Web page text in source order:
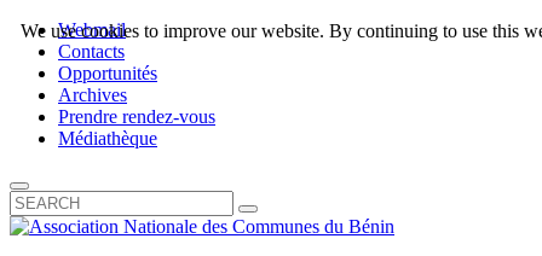
Webmail
Contacts
Opportunités
Archives
Prendre rendez-vous
Médiathèque
We use cookies to improve our website. By continuing to use this